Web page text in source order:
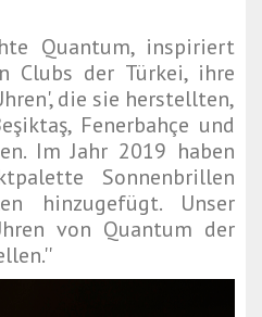
Quantum, inspiriert
Clubs der Türkei, ihre
die sie herstellten,
Fenerbahçe und
Im Jahr 2019 haben
Sonnenbrillen
hinzugefügt. Unser
von Quantum der